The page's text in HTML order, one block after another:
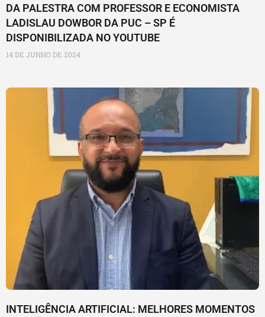
DA PALESTRA COM PROFESSOR E ECONOMISTA
LADISLAU DOWBOR DA PUC – SP É
DISPONIBILIZADA NO YOUTUBE
14 DE JUNHO DE 2024
INTELIGÊNCIA ARTIFICIAL: MELHORES MOMENTOS